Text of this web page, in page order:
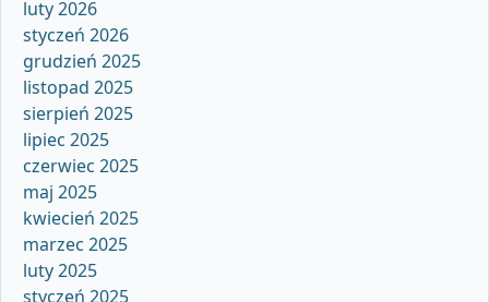
luty 2026
styczeń 2026
grudzień 2025
listopad 2025
sierpień 2025
lipiec 2025
czerwiec 2025
maj 2025
kwiecień 2025
marzec 2025
luty 2025
styczeń 2025